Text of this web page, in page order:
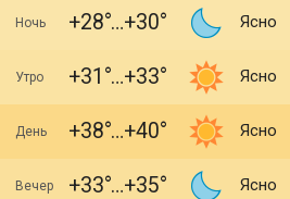
Ночь +28 +30 Ясно
Утро +31 +33 Ясно
День +38 +40 Ясно
Вечер +33 +35 Ясно